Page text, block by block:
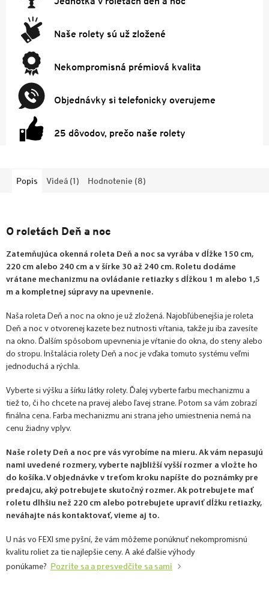
Naše rolety sú už zložené
Nekompromisná prémiová kvalita
Objednávky si telefonicky overujeme
25 dôvodov, prečo naše rolety
Popis Videá (1) Hodnotenie (8)
O roletách Deň a noc
Zatemňujúca okenná roleta Deň a noc sa vyrába v dĺžke 150 cm,
220 cm alebo 240 cm a v šírke 30 až 240 cm. Roletu dodáme
vrátane mechanizmu na ovládanie retiazky s dĺžkou 1 m alebo 1,5
m a kompletnej súpravy na upevnenie.
Naša roleta Deň a noc na okno je už zložená. Najobľúbenejšia je roleta
Deň a noc v otvorenej kazete bez nutnosti vŕtania, takže ju iba zavesíte
na okno. Ďalším spôsobom upevnenia je vŕtanie do okna, do steny alebo
do stropu. Inštalácia rolety Deň a noc je vďaka tomuto systému veľmi
jednoduchá a rýchla.
Vyberte si výšku a šírku látky rolety. Ďalej vyberte farbu mechanizmu a
tiež to, či ho chcete na pravej alebo ľavej strane. Potom sa vám zobrazí
finálna cena. Farba mechanizmu ani strana jeho umiestnenia nemá na
cenu žiadny vplyv.
Naše rolety Deň a noc pre vás vyrobíme na mieru. Ak vám nepasujú
nami uvedené rozmery, vyberte najbližší vyšší rozmer a vložte ho
do košíka. V objednávke v treťom kroku napíšte do poznámky pre
predajcu, aký potrebujete skutočný rozmer. Ak potrebujete mať
roletu dlhšiu než 220 cm alebo potrebujete upraviť dĺžku retiazky,
neváhajte nás kontaktovať, vieme aj to.
U nás vo FEXI sme pyšní, že vám môžeme ponúknuť nekompromisnú
kvalitu roliet za tie najlepšie ceny. A aké ďalšie výhody
ponúkame? Pozrite sa a presvedčite sa sami